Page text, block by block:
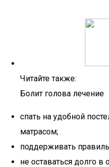
Читайте также:
Болит голова лечение
спать на удобной
матрасом;
поддерживать
не оставаться долго в